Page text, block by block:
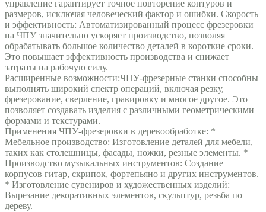
управление гарантирует точное повторение контуров и
размеров, исключая человеческий фактор и ошибки. Скорость
и эффективность: Автоматизированный процесс фрезеровки
на ЧПУ значительно ускоряет производство, позволяя
обрабатывать большое количество деталей в короткие сроки.
Это повышает эффективность производства и снижает
затраты на рабочую силу.
Расширенные возможности:ЧПУ-фрезерные станки способны
выполнять широкий спектр операций, включая резку,
фрезерование, сверление, гравировку и многое другое. Это
позволяет создавать изделия с различными геометрическими
формами и текстурами.
Применения ЧПУ-фрезеровки в деревообработке: *
Мебельное производство: Изготовление деталей для мебели,
таких как столешницы, фасады, ножки, резные элементы. *
Производство музыкальных инструментов: Создание
корпусов гитар, скрипок, фортепьяно и других инструментов.
* Изготовление сувениров и художественных изделий:
Вырезание декоративных элементов, скульптур, резьба по
дереву.